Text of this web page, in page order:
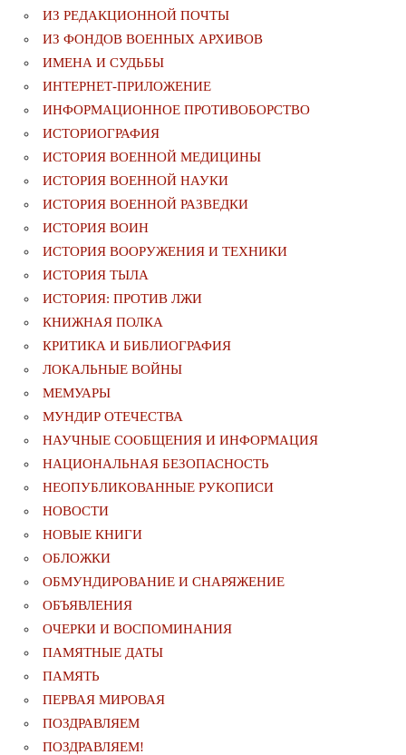
ИЗ РЕДАКЦИОННОЙ ПОЧТЫ
ИЗ ФОНДОВ ВОЕННЫХ АРХИВОВ
ИМЕНА И СУДЬБЫ
ИНТЕРНЕТ-ПРИЛОЖЕНИЕ
ИНФОРМАЦИОННОЕ ПРОТИВОБОРСТВО
ИСТОРИОГРАФИЯ
ИСТОРИЯ ВОЕННОЙ МЕДИЦИНЫ
ИСТОРИЯ ВОЕННОЙ НАУКИ
ИСТОРИЯ ВОЕННОЙ РАЗВЕДКИ
ИСТОРИЯ ВОИН
ИСТОРИЯ ВООРУЖЕНИЯ И ТЕХНИКИ
ИСТОРИЯ ТЫЛА
ИСТОРИЯ: ПРОТИВ ЛЖИ
КНИЖНАЯ ПОЛКА
КРИТИКА И БИБЛИОГРАФИЯ
ЛОКАЛЬНЫЕ ВОЙНЫ
МЕМУАРЫ
МУНДИР ОТЕЧЕСТВА
НАУЧНЫЕ СООБЩЕНИЯ И ИНФОРМАЦИЯ
НАЦИОНАЛЬНАЯ БЕЗОПАСНОСТЬ
НЕОПУБЛИКОВАННЫЕ РУКОПИСИ
НОВОСТИ
НОВЫЕ КНИГИ
ОБЛОЖКИ
ОБМУНДИРОВАНИЕ И СНАРЯЖЕНИЕ
ОБЪЯВЛЕНИЯ
ОЧЕРКИ И ВОСПОМИНАНИЯ
ПАМЯТНЫЕ ДАТЫ
ПАМЯТЬ
ПЕРВАЯ МИРОВАЯ
ПОЗДРАВЛЯЕМ
ПОЗДРАВЛЯЕМ!